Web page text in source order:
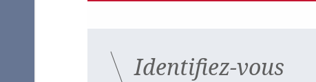
Identifiez-vous